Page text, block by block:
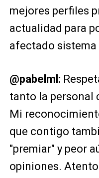
mejores perfiles
actualidad para
afectado sistema
@pabelml:
tanto la personal
Mi
que contigo
"premiar" y peor
opiniones.